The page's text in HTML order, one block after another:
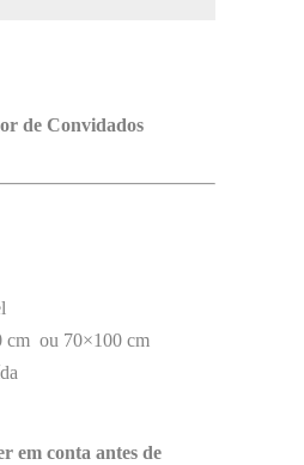
de Convidados
cm ou 70×100 cm
em conta antes de